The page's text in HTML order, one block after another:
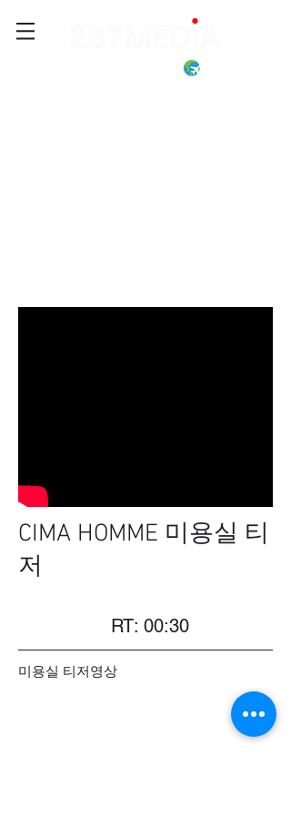
CIMA HOMME 미용실 티
저
RT: 00:30
미용실 티저영상